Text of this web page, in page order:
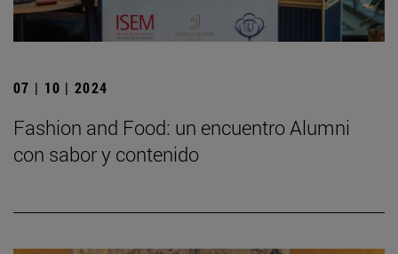
07 | 10 | 2024
Fashion and Food: un encuentro Alumni
con sabor y contenido